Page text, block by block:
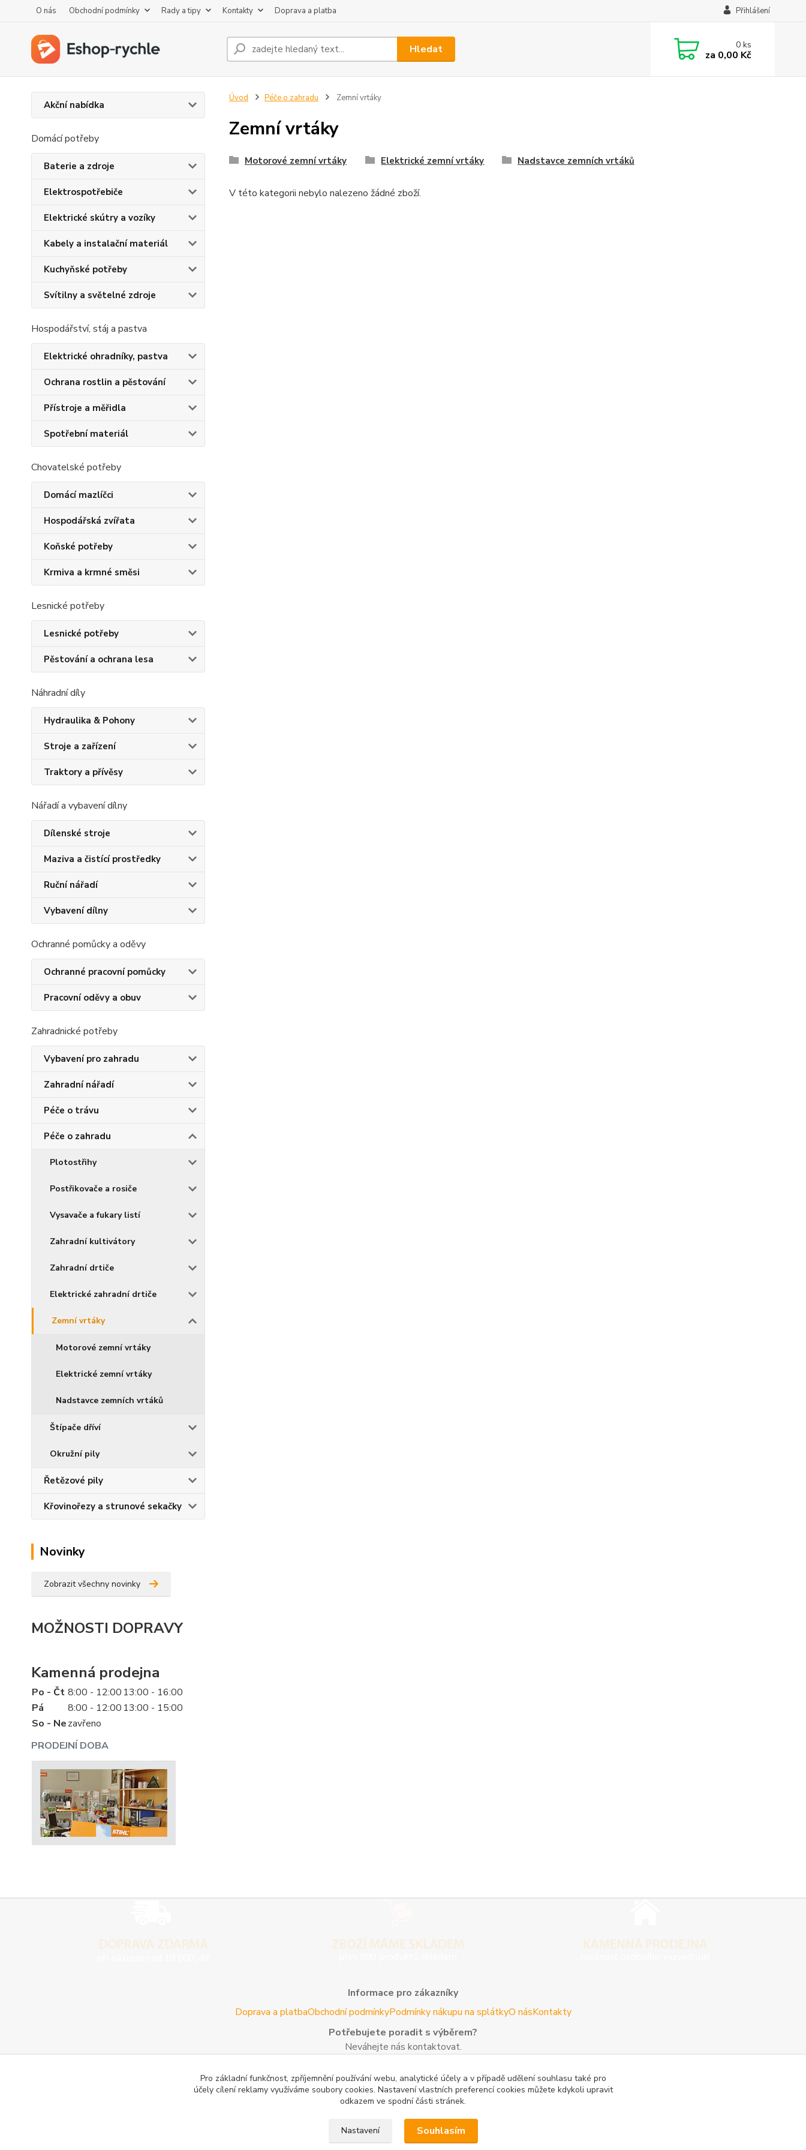
O nás Obchodní podmínky Rady a tipy Kontakty Doprava a platba Přihlášení
Hledat 0ks
za 0,00 Kč
Akční nabídka
Domácí potřeby
Baterie a zdroje
Elektrospotřebiče
Elektrické skútry a vozíky
Kabely a instalační materiál
Kuchyňské potřeby
Svítilny a světelné zdroje
Hospodářství, stáj a pastva
Elektrické ohradníky, pastva
Ochrana rostlin a pěstování
Přístroje a měřidla
Spotřební materiál
Chovatelské potřeby
Domácí mazlíčci
Hospodářská zvířata
Koňské potřeby
Krmiva a krmné směsi
Lesnické potřeby
Lesnické potřeby
Pěstování a ochrana lesa
Náhradní díly
Hydraulika & Pohony
Stroje a zařízení
Traktory a přívěsy
Nářadí a vybavení dílny
Dílenské stroje
Maziva a čistící prostředky
Ruční nářadí
Vybavení dílny
Ochranné pomůcky a oděvy
Ochranné pracovní pomůcky
Pracovní oděvy a obuv
Zahradnické potřeby
Vybavení pro zahradu
Zahradní nářadí
Péče o trávu
Péče o zahradu
Plotostřihy
Postřikovače a rosiče
Vysavače a fukary listí
Zahradní kultivátory
Zahradní drtiče
Elektrické zahradní drtiče
Zemní vrtáky
Motorové zemní vrtáky
Elektrické zemní vrtáky
Nadstavce zemních vrtáků
Štípače dříví
Okružní pily
Řetězové pily
Křovinořezy a strunové sekačky
Novinky
Zobrazit všechny novinky
MOŽNOSTI DOPRAVY
Kamenná prodejna
PRODEJNÍ DOBA
Po - Čt 8:00 - 12:00 13:00 - 16:00
Pá
8:00 - 12:00 13:00 - 15:00
So - Nezavřeno
Úvod Péče o zahradu Zemní vrtáky
Zemní vrtáky
Motorové zemní vrtáky Elektrické zemní vrtáky Nadstavce zemních vrtáků
V této kategorii nebylo nalezeno žádné zboží.
Informace pro zákazníky
Doprava a platbaObchodní podmínkyPodmínky nákupu na splátkyO násKontakty
Potřebujete poradit s výběrem?
Neváhejte nás kontaktovat.
Email:info@agroczechia.cz- kdykoliv
Užitečné informace
Woodman.sk - Predaj lesníckeho náradia a potriebFormulář odstoupení o smlouvy
oblečení a obuvi
Mapa stránek
Pro základní funkčnost, zpříjemnění používání webu, analytické účely a v případě udělení souhlasu také pro
účely cílení reklamy využíváme soubory cookies. Nastavení vlastních preferencí cookies můžete kdykoli upravit
odkazem ve spodní části stránek.
Nastavení Souhlasím